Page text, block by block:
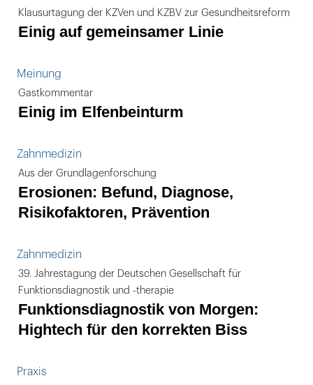
Klausurtagung der KZVen und KZBV zur Gesundheitsreform
Einig auf gemeinsamer Linie
Meinung
Gastkommentar
Einig im Elfenbeinturm
Zahnmedizin
Aus der Grundlagenforschung
Erosionen: Befund, Diagnose,
Risikofaktoren, Prävention
Zahnmedizin
39. Jahrestagung der Deutschen Gesellschaft für
Funktionsdiagnostik und -therapie
Funktionsdiagnostik von Morgen:
Hightech für den korrekten Biss
Praxis